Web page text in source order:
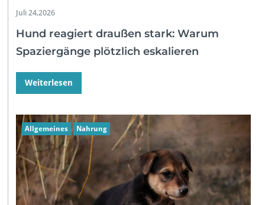
Juli 24,2026
Hund reagiert draußen stark: Warum
Spaziergänge plötzlich eskalieren
Weiterlesen
Allgemeines Nahrung